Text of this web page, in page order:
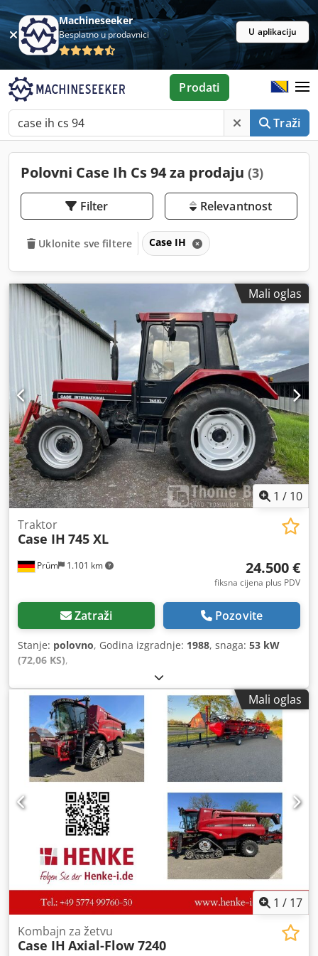
Machineseeker
Besplatno u prodavnici U aplikaciju
Traži
Prodati
Polovni Case Ih Cs 94 za prodaju (3)
Filter Relevantnost
Uklonite sve filtere Case IH
Mali oglas
1 / 10
Prüm 1.101 km
Traktor
Case IH 745 XL
24.500 €
fiksna cijena plus PDV
Zatraži Pozovite
Stanje: polovno, Godina izgradnje: 1988, snaga: 53 kW
(72,06 KS),
Mali oglas
1 / 17
Kombajn za žetvu
Case IH Axial-Flow 7240